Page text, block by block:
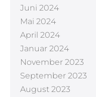
Juni 2024
Mai 2024
April 2024
Januar 2024
November 2023
September 2023
August 2023